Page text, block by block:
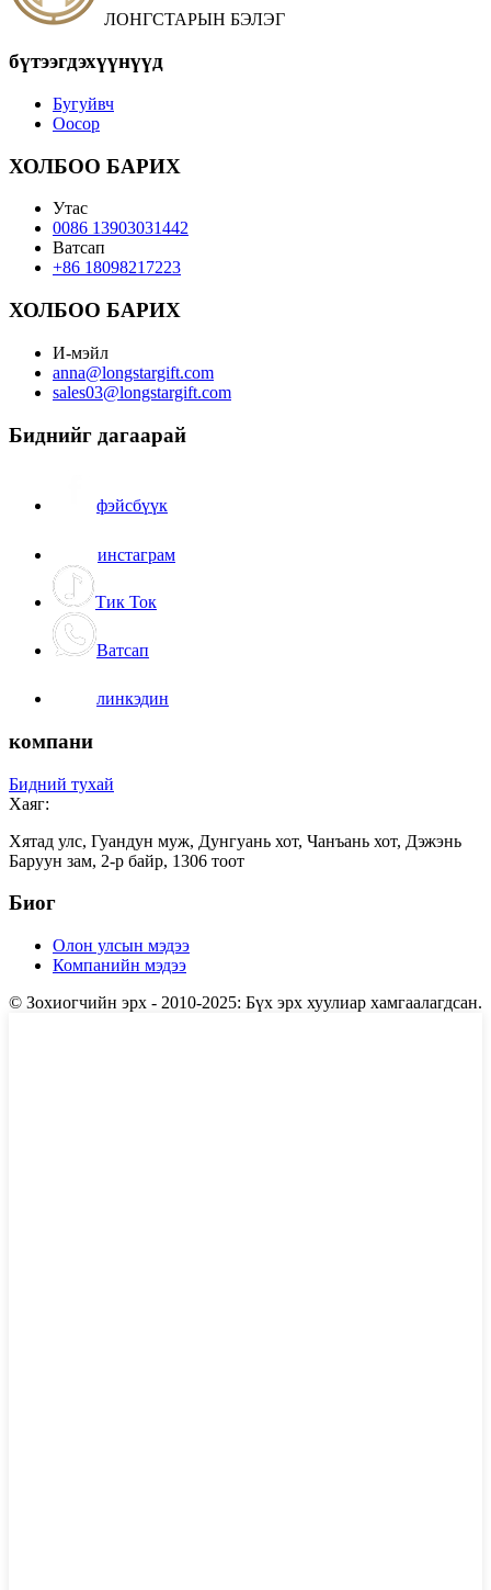
ЛОНГСТАРЫН БЭЛЭГ
бүтээгдэхүүнүүд
Бугуйвч
Оосор
ХОЛБОО БАРИХ
Утас
0086 13903031442
Ватсап
+86 18098217223
ХОЛБОО БАРИХ
И-мэйл
anna@longstargift.com
sales03@longstargift.com
Биднийг дагаарай
фэйсбүүк
инстаграм
Тик Ток
Ватсап
линкэдин
компани
Бидний тухай
Хаяг:
Хятад улс, Гуандун муж, Дунгуань хот, Чанъань хот, Дэжэнь
Баруун зам, 2-р байр, 1306 тоот
Биог
Олон улсын мэдээ
Компанийн мэдээ
© Зохиогчийн эрх - 2010-2025: Бүх эрх хуулиар хамгаалагдсан.